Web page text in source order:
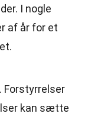
I nogle
af år for et
Forstyrrelser
kan sætte